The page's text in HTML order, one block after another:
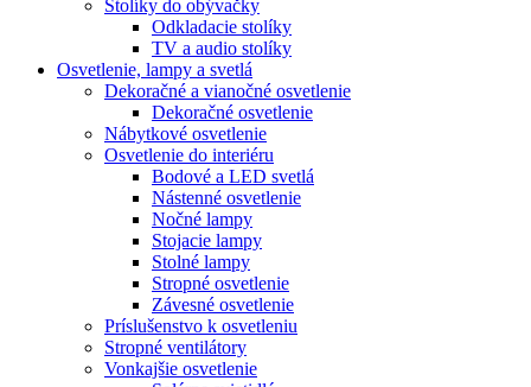
Stolíky do obývačky
Odkladacie stolíky
TV a audio stolíky
Osvetlenie, lampy a svetlá
Dekoračné a vianočné osvetlenie
Dekoračné osvetlenie
Nábytkové osvetlenie
Osvetlenie do interiéru
Bodové a LED svetlá
Nástenné osvetlenie
Nočné lampy
Stojacie lampy
Stolné lampy
Stropné osvetlenie
Závesné osvetlenie
Príslušenstvo k osvetleniu
Stropné ventilátory
Vonkajšie osvetlenie